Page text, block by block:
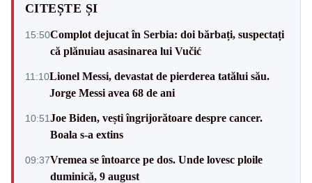
CITEȘTE ȘI
15:50Complot dejucat în Serbia: doi bărbați, suspectați
că plănuiau asasinarea lui Vučić
11:10Lionel Messi, devastat de pierderea tatălui său.
Jorge Messi avea 68 de ani
10:51Joe Biden, vești îngrijorătoare despre cancer.
Boala s-a extins
09:37Vremea se întoarce pe dos. Unde lovesc ploile
duminică, 9 august